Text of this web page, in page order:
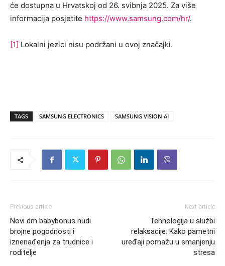
će dostupna u Hrvatskoj od 26. svibnja 2025. Za više
informacija posjetite https://www.samsung.com/hr/.
[1] Lokalni jezici nisu podržani u ovoj značajki.
TAGS SAMSUNG ELECTRONICS SAMSUNG VISION AI
Previous article
Novi dm babybonus nudi
brojne pogodnosti i
iznenađenja za trudnice i
roditelje
Next article
Tehnologija u službi
relaksacije: Kako pametni
uređaji pomažu u smanjenju
stresa